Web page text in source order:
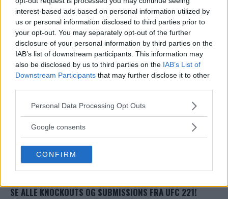
interest-based ads based on personal information utilized by
us or personal information disclosed to third parties prior to
your opt-out. You may separately opt-out of the further
disclosure of your personal information by third parties on the
IAB’s list of downstream participants. This information may
also be disclosed by us to third parties on the IAB’s List of
Downstream Participants that may further disclose it to other
Please note that this website/app uses one or more Google
not limited to your visit or usage behaviour. You may click to
use your data for below specified purposes in below Google
consent section.
Personal Data Processing Opt Outs
Google consents
CONFIRM
UFC 225-KORTET FASTSATT – CM PUNK PÅ HOVEDKORTET,
TRE TIDLIGERE UFC-MESTERE PÅ UNDERKORTET
John 15 May, 2018 16:54
SE ALLE KNOCKOUTS OG SUBMISSIONS FRA UFC 221!